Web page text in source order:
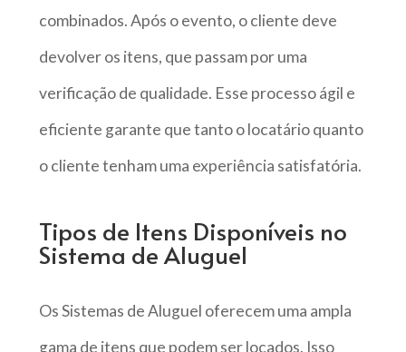
combinados. Após o evento, o cliente deve
devolver os itens, que passam por uma
verificação de qualidade. Esse processo ágil e
eficiente garante que tanto o locatário quanto
o cliente tenham uma experiência satisfatória.
Tipos de Itens Disponíveis no
Sistema de Aluguel
Os Sistemas de Aluguel oferecem uma ampla
gama de itens que podem ser locados. Isso